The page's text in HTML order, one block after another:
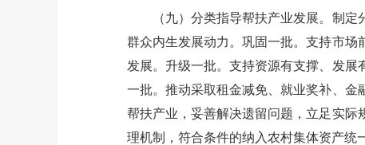
（九）分类指导帮扶产业发展。制定分
群众内生发展动力。巩固一批。支持市场
发展。升级一批。支持资源有支撑、发
一批。推动采取租金减免、就业奖补、金
帮扶产业，妥善解决遗留问题，立足实际
理机制，符合条件的纳入农村集体资产统